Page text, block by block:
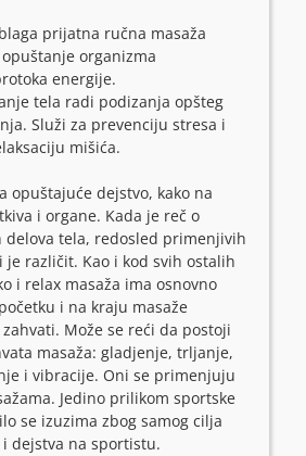
prijatna ručna masaža
organizma
energije.
tela radi podizanja opšteg
Služi za prevenciju stresa i
mišića.
opuštajuće dejstvo, kako na
i organe. Kada je reč o
delova tela, redosled primenjivih
je različit. Kao i kod svih ostalih
i relax masaža ima osnovno
i na kraju masaže
Može se reći da postoji
masaža: gladjenje, trljanje,
i vibracije. Oni se primenjuju
Jedino prilikom sportske
se izuzima zbog samog cilja
dejstva na sportistu.